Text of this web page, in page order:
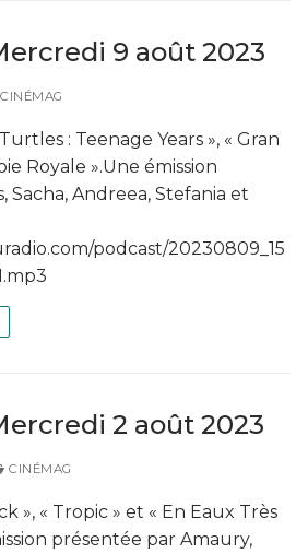
9 août 2023
CINÉMAG
: Teenage Years », « Gran
Royale ».Une émission
Sacha, Andreea, Stefania et
podcast/20230809_15
2 août 2023
CINÉMAG
», « Tropic » et « En Eaux Très
présentée par Amaury,